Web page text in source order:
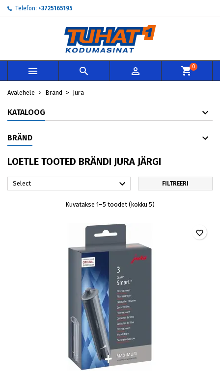
Telefon: +3725165195
   0
Avalehele Bränd Jura
KATALOOG
BRÄND
LOETLE TOOTED BRÄNDI JURA JÄRGI
Select  FILTREERI
Kuvatakse 1–5 toodet (kokku 5)
favorite_border
My wishlists ×
Create new list
((modalTitle)) ×
((confirmMessage))
((cancelText)) ((modalDeleteText))
Loo soovinimekiri ×
Soovinimekirja nimi
Sisene ×
Te peate olema sisselogitud, et tooteid soovinimekirja